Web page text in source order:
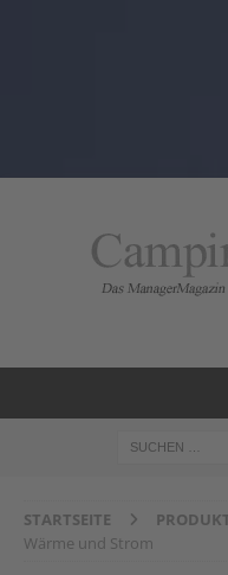
STARTSEITE
Wärme und Strom